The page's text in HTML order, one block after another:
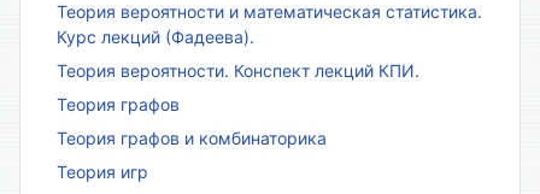
Теория вероятности и математическая статистика.
Курс лекций (Фадеева).
Теория вероятности. Конспект лекций КПИ.
Теория графов
Теория графов и комбинаторика
Теория игр